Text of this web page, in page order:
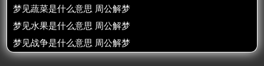
梦见蔬菜是什么意思 周公解梦
梦见水果是什么意思 周公解梦
梦见战争是什么意思 周公解梦